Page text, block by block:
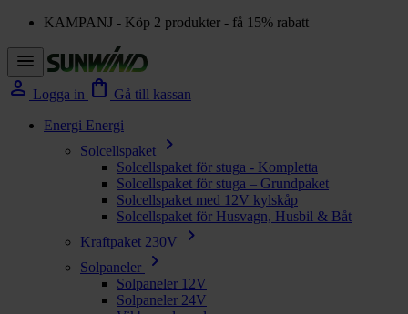
KAMPANJ - Köp 2 produkter - få 15% rabatt
menu
person Logga in shopping_bag Gå till kassan
Energi Energi
Solcellspaket
chevron_right
Solcellspaket för stuga - Kompletta
Solcellspaket för stuga – Grundpaket
Solcellspaket med 12V kylskåp
Solcellspaket för Husvagn, Husbil & Båt
Kraftpaket 230V
chevron_right
Solpaneler chevron_right
Solpaneler 12V
Solpaneler 24V